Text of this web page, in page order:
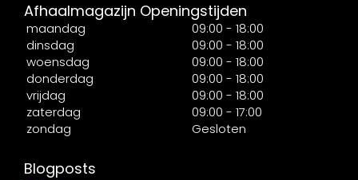
Afhaalmagazijn Openingstijden
maandag
09:00 - 18:00
dinsdag
09:00 - 18:00
woensdag
09:00 - 18:00
donderdag
09:00 - 18:00
vrijdag
09:00 - 18:00
zaterdag
09:00 - 17:00
zondag
Gesloten
Blogposts